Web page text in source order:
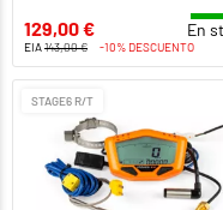
129,00 € En
EIA143,00 € -10% DESCUENTO
STAGE6 R/T